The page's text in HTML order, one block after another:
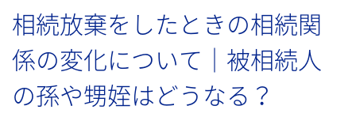
相続放棄をしたときの相続関
係の変化について｜被相続人
の孫や甥姪はどうなる？